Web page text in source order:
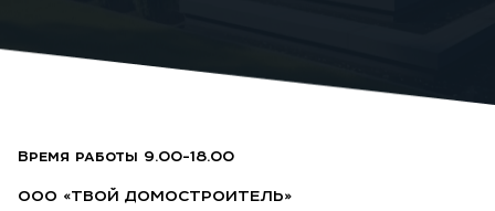
Время работы 9.00-18.00
ООО «ТВОЙ ДОМОСТРОИТЕЛЬ»